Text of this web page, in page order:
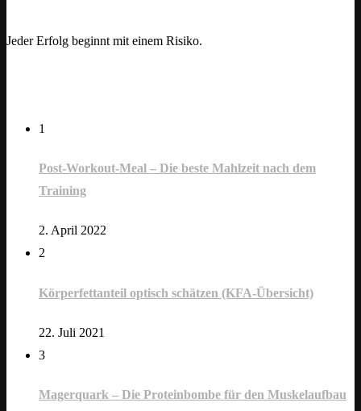
Jeder Erfolg beginnt mit einem Risiko.
1
Post-Workout-Meal – Die beste Mahlzeit nach dem
Training
2. April 2022
2
Körperfettanteil optisch schätzen (KFA-Übersicht)
22. Juli 2021
3
Magerquark – Die Proteinbombe für den Muskelaufbau